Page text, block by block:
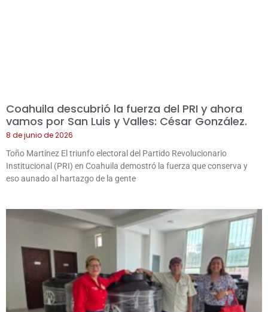
Coahuila descubrió la fuerza del PRI y ahora
vamos por San Luis y Valles: César González.
8 de junio de 2026
Toño Martínez El triunfo electoral del Partido Revolucionario
Institucional (PRI) en Coahuila demostró la fuerza que conserva y
eso aunado al hartazgo de la gente